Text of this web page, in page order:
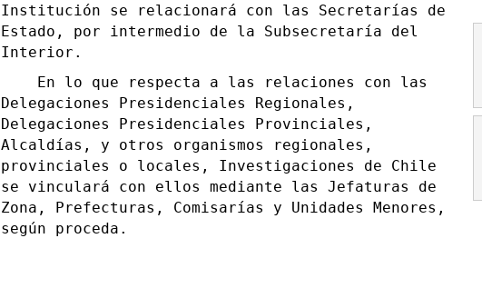
Institución se relacionará con las Secretarías de
Estado, por intermedio de la Subsecretaría del
Interior.
En lo que respecta a las relaciones con las
Delegaciones Presidenciales Regionales,
Delegaciones Presidenciales Provinciales,
Alcaldías, y otros organismos regionales,
provinciales o locales, Investigaciones de Chile
se vinculará con ellos mediante las Jefaturas de
Zona, Prefecturas, Comisarías y Unidades Menores,
según proceda.